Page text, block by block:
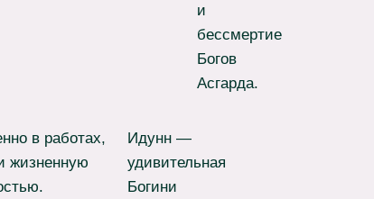
и
бессмертие
Богов
Асгарда.
в работах,
жизненную
Идунн —
удивительная
Богини